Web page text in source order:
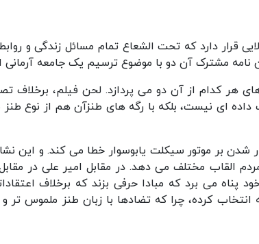
قرار دارد که تحت الشعاع تمام مسائل زندگی و
نامه مشترک آن دو با موضوع ترسیم یک جامعه
هر کدام از آن دو می پردازد. لحن فیلم، برخلاف
ای نیست، بلکه با رگه های طنزآن هم از نوع
شدن بر موتور سیکلت یابوسوار خطا می کند. و این
مختلف می دهد. در مقابل امیر علی در
می برد که مبادا حرفی بزند که برخلاف
کرده، چرا که تضادها با زبان طنز ملموس تر و